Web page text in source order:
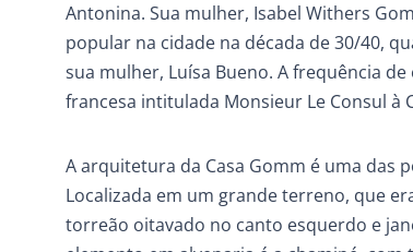
Antonina. Sua mulher, Isabel Withers
popular na cidade na década de 30/40,
sua mulher, Luísa Bueno. A frequência
francesa intitulada Monsieur Le Consul à
A arquitetura da Casa Gomm é uma das
Localizada em um grande terreno, que
torreão oitavado no canto esquerdo e